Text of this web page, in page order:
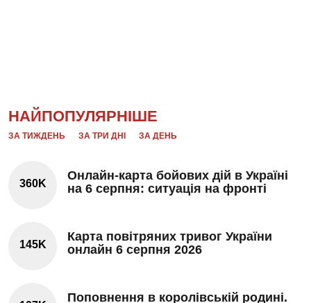
НАЙПОПУЛЯРНІШЕ
ЗА ТИЖДЕНЬ ЗА ТРИ ДНІ ЗА ДЕНЬ
360K
Онлайн-карта бойових дій в Україні
на 6 серпня: ситуація на фронті
145K
Карта повітряних тривог України
онлайн 6 серпня 2026
Поповнення в королівській родині.